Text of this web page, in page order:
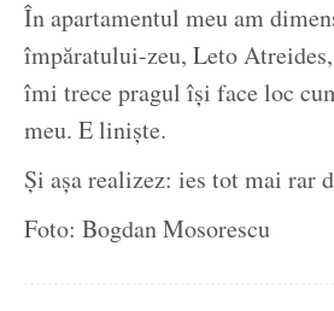
În apartamentul meu am
împăratului-zeu, Leto
îmi trece pragul își face loc
meu. E liniște.
Și așa realizez: ies tot mai rar
Foto: Bogdan Mosorescu